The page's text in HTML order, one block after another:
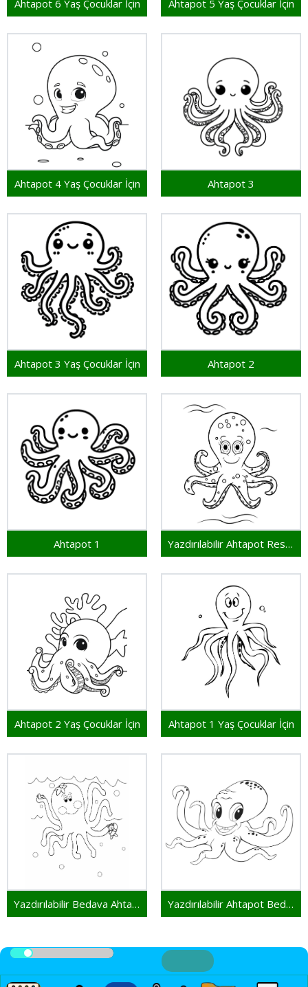
Ahtapot 6 Yaş Çocuklar İçin Ahtapot 5 Yaş Çocuklar İçin
Ahtapot 4 Yaş Çocuklar İçin Ahtapot 3
Ahtapot 3 Yaş Çocuklar İçin Ahtapot 2
Ahtapot 1 Yazdırılabilir Ahtapot Resim
Ahtapot 2 Yaş Çocuklar İçin Ahtapot 1 Yaş Çocuklar İçin
Yazdırılabilir Bedava Ahtapot Yazdırılabilir Ahtapot Bedava